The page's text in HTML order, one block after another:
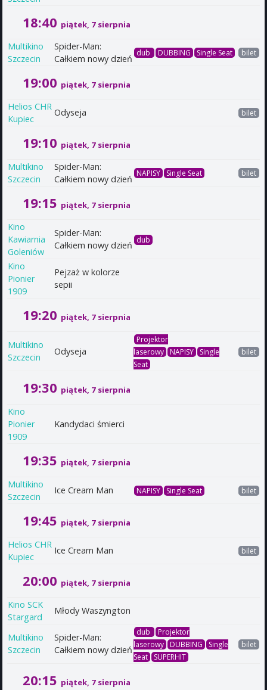
18:40 piątek, 7 sierpnia
Multikino
Szczecin
Spider-Man:
Całkiem nowy dzień
dub DUBBING Single Seat bilet
19:00 piątek, 7 sierpnia
Helios CHR
Kupiec
Odyseja bilet
19:10 piątek, 7 sierpnia
Multikino
Szczecin
Spider-Man:
Całkiem nowy dzień
NAPISY Single Seat bilet
19:15 piątek, 7 sierpnia
Kino
Kawiarnia
Goleniów
Spider-Man:
Całkiem nowy dzień dub
Kino
Pionier
1909
Pejzaż w kolorze
sepii
19:20 piątek, 7 sierpnia
Multikino
Szczecin
Odyseja
Projektor
laserowy
NAPISY
Single
Seat
bilet
19:30 piątek, 7 sierpnia
Kino
Pionier
1909
Kandydaci śmierci
19:35 piątek, 7 sierpnia
Multikino
Szczecin
Ice Cream Man NAPISY Single Seat bilet
19:45 piątek, 7 sierpnia
Helios CHR
Kupiec
Ice Cream Man bilet
20:00 piątek, 7 sierpnia
Kino SCK
Stargard
Młody Waszyngton
Multikino
Szczecin
Spider-Man:
Całkiem nowy dzień
dub
Projektor
laserowy
DUBBING
Single
Seat
SUPERHIT
bilet
20:15 piątek, 7 sierpnia